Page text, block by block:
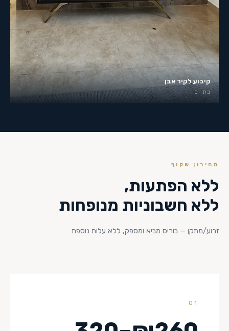
קיבוע לקיר אבן
בת ים
מחירון שקוף
ללא הפתעות,
ללא חשבוניות מנופחות
זרוע/מתקן — בוריס מביא ומספק, ללא עלות נוספת
01